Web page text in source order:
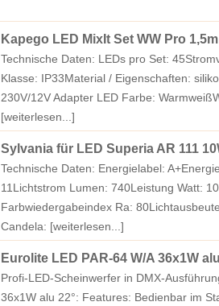
Kapego LED MixIt Set WW Pro
Technische Daten: LEDs pro Set:
Klasse: IP33Material / Eigenschaften:
230V/12V Adapter LED Farbe:
[weiterlesen...]
Sylvania für LED Superia AR 111
Technische Daten: Energielabel:
11Lichtstrom Lumen: 740Leistung Watt:
Farbwiedergabeindex Ra:
Candela: [weiterlesen...]
Eurolite LED PAR-64 W/A 36x1W
Profi-LED-Scheinwerfer in DMX-
36x1W alu 22°: Features: Bedienbar im